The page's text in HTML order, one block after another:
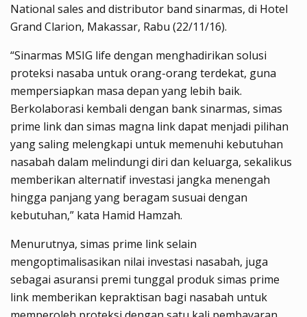
National sales and distributor band sinarmas, di Hotel
Grand Clarion, Makassar, Rabu (22/11/16).
“Sinarmas MSIG life dengan menghadirikan solusi
proteksi nasaba untuk orang-orang terdekat, guna
mempersiapkan masa depan yang lebih baik.
Berkolaborasi kembali dengan bank sinarmas, simas
prime link dan simas magna link dapat menjadi pilihan
yang saling melengkapi untuk memenuhi kebutuhan
nasabah dalam melindungi diri dan keluarga, sekalikus
memberikan alternatif investasi jangka menengah
hingga panjang yang beragam susuai dengan
kebutuhan,” kata Hamid Hamzah.
Menurutnya, simas prime link selain
mengoptimalisasikan nilai investasi nasabah, juga
sebagai asuransi premi tunggal produk simas prime
link memberikan kepraktisan bagi nasabah untuk